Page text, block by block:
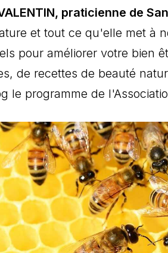
praticienne de
et tout ce qu'elle met à
pour améliorer votre bien
de recettes de beauté
le programme de